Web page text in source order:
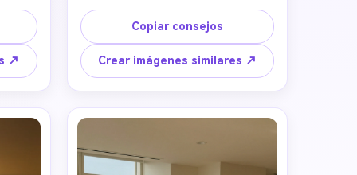
las
de la
↗
Keep the couple exactly identical to
the reference image in appearance
and proportions.
Faces are partially hidden by the
phone, hair, or shoulder, creating a
private and intimate feeling.
Soft lighting, aesthetic
subtle emotional connection.
Photorealistic mirror reflection,
Copiar consejos
Crear imágenes similares ↗